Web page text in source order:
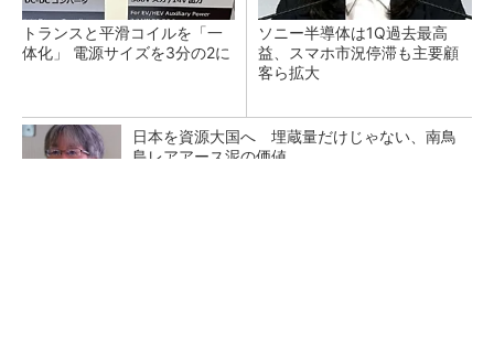
トランスと平滑コイルを「一
体化」 電源サイズを3分の2に
ソニー半導体は1Q過去最高
益、スマホ市況停滞も主要顧
客ら拡大
日本を資源大国へ 埋蔵量だけじゃない、南鳥
島レアアース泥の価値